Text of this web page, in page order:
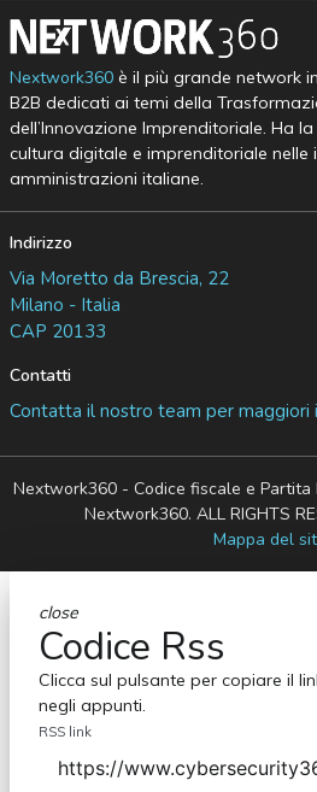
Nextwork360è il più grande network
B2B dedicati ai temi della
dell’Innovazione Imprenditoriale. Ha
cultura digitale e imprenditoriale nelle
amministrazioni italiane.
Indirizzo
Via Moretto da Brescia, 22
Milano - Italia
CAP 20133
Contatti
Contatta il nostro team per maggiori
Nextwork360 - Codice fiscale e
Nextwork360. ALL RIGHTS
Mappa del
close
Codice Rss
Clicca sul pulsante per copiare il
negli appunti.
RSS link